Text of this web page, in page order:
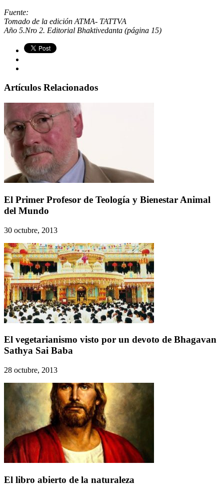
Fuente:
Tomado de la edición ATMA- TATTVA
Año 5.Nro 2. Editorial Bhaktivedanta (página 15)
Artículos Relacionados
El Primer Profesor de Teología y Bienestar Animal
del Mundo
30 octubre, 2013
El vegetarianismo visto por un devoto de Bhagavan
Sathya Sai Baba
28 octubre, 2013
El libro abierto de la naturaleza